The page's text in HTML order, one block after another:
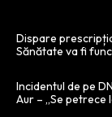
Dispare
Sănătate va fi
Incidentul de pe
Aur – „Se